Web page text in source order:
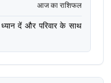
आज का राशिफल
दें और परिवार के साथ